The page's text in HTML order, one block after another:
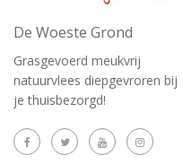
De Woeste Grond
Grasgevoerd meukvrij
natuurvlees diepgevroren bij
je thuisbezorgd!